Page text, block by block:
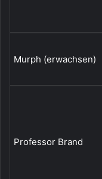
Murph (erwachsen)
Professor Brand